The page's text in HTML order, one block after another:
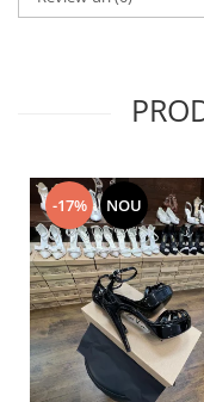
-17% NOU